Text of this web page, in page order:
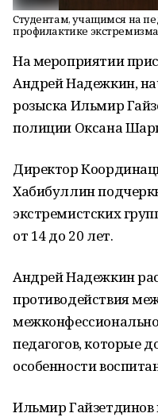
Студентам, учащимся на
профилактике экстремизма
На мероприятии
Андрей Надежкин,
розыска Ильмир
полиции Оксана
Директор
Хабибуллин
экстремистских
от 14 до 20 лет.
Андрей Надежкин
противодействия
педагогов, которые
особенности
Ильмир Гайзетдинов